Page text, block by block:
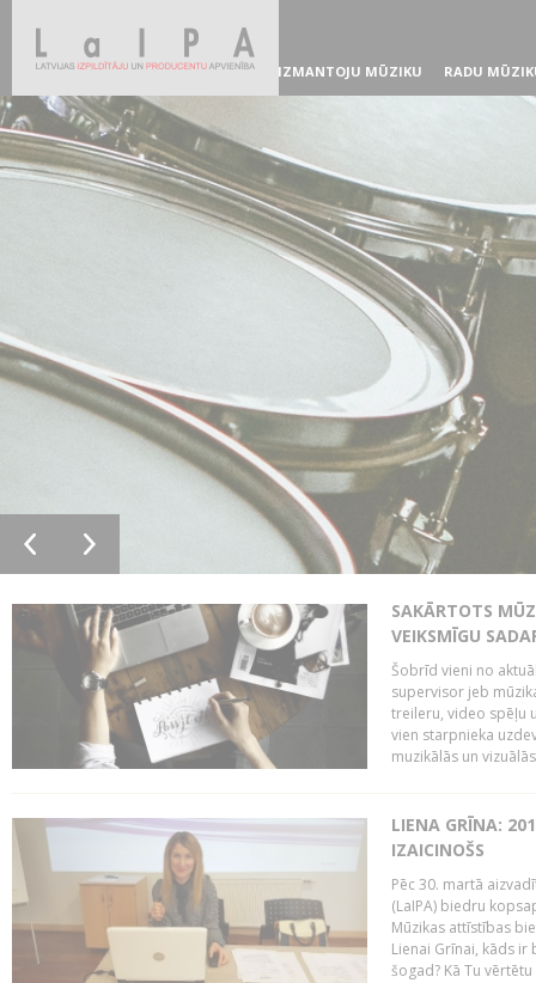
IZMANTOJU MŪZIKU RADU
SAKĀRTOTS
VEIKSMĪGU
Šobrīd vieni no
supervisor jeb
treileru, video spēļu
vien starpnieka
muzikālās un
LIENA GRĪNA:
IZAICINOŠS
Pēc 30. martā
(LaIPA) biedru
Mūzikas attīstības
Lienai Grīnai, kāds ir
šogad? Kā Tu